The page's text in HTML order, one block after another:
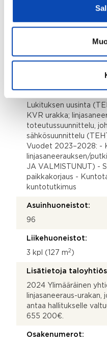
Lämmönjakolaitteisto
vesikatteet uusittu
Tiedossa olevat
Vuodet 2023–2024: -
Maalämpöselvitys
Lukituksen uusinta
KVR urakka;
toteutussuunnittelu,
sähkösuunnittelu
Vuodet 2023–2028: -
linjasaneerauksen/
JA VALMISTUNUT) -
paikkakorjaus -
kuntotutkimus
Asuinhuoneistot:
96
Liikehuoneistot:
3 kpl (127 m2 )
Lisätietoja
2024 Ylimääräinen
linjasaneeraus-
antaa hallitukselle
655 200€.
Osakenumerot: